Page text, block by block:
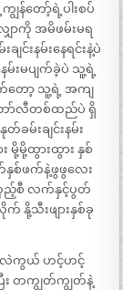
န်တော့်ရဲ့ပါးစပ်
ာကို အမိဖမ်းမရ
းနမ်းနေရင်းနဲ့ပဲ
းမပျက်ခဲ့ပဲ သူ့ရဲ့
ော့ သူ့ရဲ့ အကျ
ာ်လီတစ်ထည်ပဲ ရှိ
းချင်းနမ်း
မို့မို့ထွားထွား နှစ်
စ်ဖက်နဲ့ဖွဖွလေး
ည့်စီ လက်နှင့်ပွတ်
နို့သီးဖျားနှစ်ခု
လဲကွယ် ဟင့်ဟင့်
း တကျွတ်ကျွတ်နဲ့